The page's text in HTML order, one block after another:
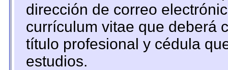
dirección de correo
currículum vitae que deberá
título profesional y cédula
estudios.